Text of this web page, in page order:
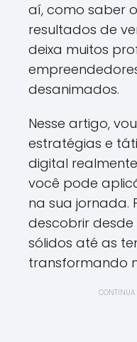
aí, como saber
resultados de
deixa muitos
desanimados.
Nesse artigo,
estratégias e
digital
você pode
na sua jornada.
descobrir
sólidos até as
transformando
CONTINUA